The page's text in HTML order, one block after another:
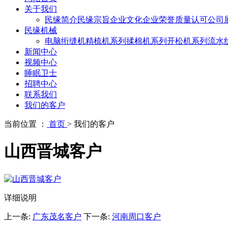
关于我们
民缘简介民缘宗旨企业文化企业荣誉质量认可公司
民缘机械
电脑绗缝机精梳机系列 揉棉机系列 开松机系列 流水
新闻中心
视频中心
睡眠卫士
招聘中心
联系我们
我们的客户
当前位置 ： 首页 > 我们的客户
山西晋城客户
详细说明
上一条: 广东茂名客户 下一条: 河南周口客户